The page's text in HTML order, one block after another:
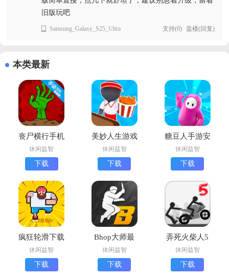
旧版玩吧
Samsung_Galaxy_S25_Ultra 支持(0) 盖楼(回复)
本类最新
丧尸横行手机
版下载
休闲益智
下载
美妙人生游戏
最新版下载
休闲益智
下载
糖豆人手游安
卓版(Fall
Guys)
休闲益智
下载
疯狂轮滑下载
安卓版
休闲益智
下载
Bhop大师最
新版下载
休闲益智
下载
弄死火柴人5
安卓版下载
(Stickman
Annihilation
休闲益智
下载